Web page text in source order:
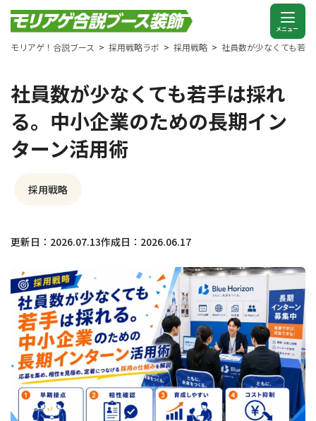
モリアゲ！合説ブース 採用戦略ラボ 採用戦略 社員数が少なくても若
社員数が少なくても若手は採れ
る。中小企業のための長期イン
ターン活用術
採用戦略
更新日：2026.07.13作成日：2026.06.17